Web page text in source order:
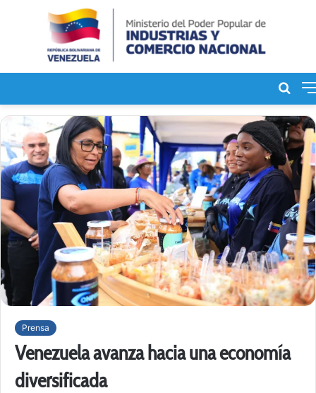
de
Prensa
Venezuela avanza hacia una economía
diversificada